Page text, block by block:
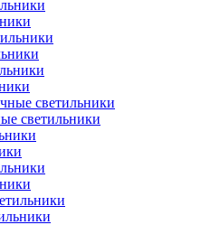
светильники